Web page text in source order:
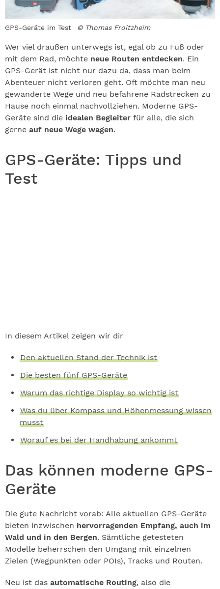
GPS-Geräte im Test © Thomas Froitzheim
Wer viel draußen unterwegs ist, egal ob zu Fuß oder
mit dem Rad, möchte neue Routen entdecken. Ein
GPS-Gerät ist nicht nur dazu da, dass man beim
Abenteuer nicht verloren geht. Oft möchte man neu
gewanderte Wege und neu befahrene Radstrecken zu
Hause noch einmal nachvollziehen. Moderne GPS-
Geräte sind die idealen Begleiter für alle, die sich
gerne auf neue Wege wagen.
GPS-Geräte: Tipps und
Test
In diesem Artikel zeigen wir dir
Den aktuellen Stand der Technik ist
Die besten fünf GPS-Geräte
Warum das richtige Display so wichtig ist
Was du über Kompass und Höhenmessung wissen
musst
Worauf es bei der Handhabung ankommt
Das können moderne GPS-
Geräte
Die gute Nachricht vorab: Alle aktuellen GPS-Geräte
bieten inzwischen hervorragenden Empfang, auch im
Wald und in den Bergen. Sämtliche getesteten
Modelle beherrschen den Umgang mit einzelnen
Zielen (Wegpunkten oder POIs), Tracks und Routen.
Neu ist das automatische Routing, also die